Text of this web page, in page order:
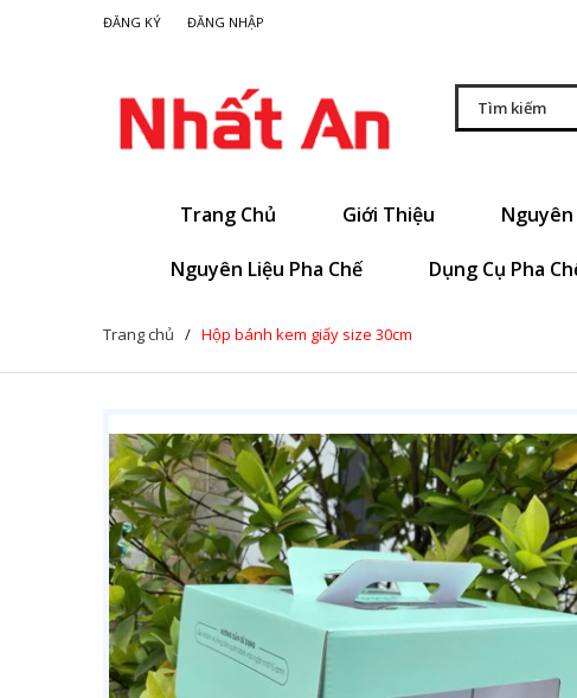
ĐĂNG KÝ ĐĂNG NHẬP
Trang Chủ Giới Thiệu Nguyên
Nguyên Liệu Pha Chế Dụng Cụ Pha
Trang chủ / Hộp bánh kem giấy size 30cm